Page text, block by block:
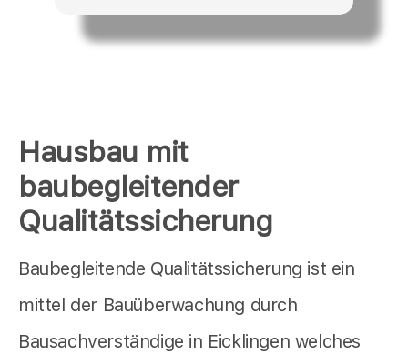
Hausbau mit
baubegleitender
Qualitätssicherung
Baubegleitende Qualitätssicherung ist ein
mittel der Bauüberwachung durch
Bausachverständige in Eicklingen welches